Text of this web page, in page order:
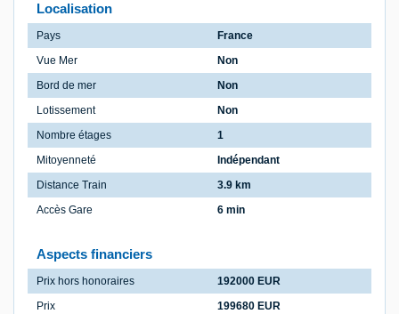
Localisation
Pays
France
Vue Mer
Non
Bord de mer
Non
Lotissement
Non
Nombre étages
1
Mitoyenneté
Indépendant
Distance Train
3.9 km
Accès Gare
6 min
Aspects financiers
Prix hors honoraires
192000 EUR
Prix
199680 EUR